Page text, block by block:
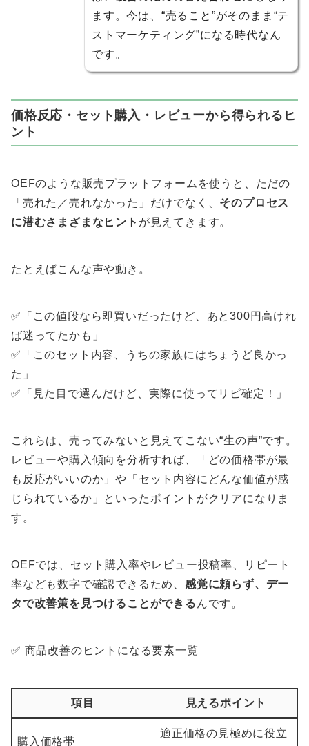
ます。今は、“売ること”がそのまま“テ
ストマーケティング”になる時代なん
です。
価格反応・セット購入・レビューから得られるヒ
ント
OEFのような販売プラットフォームを使うと、ただの
「売れた／売れなかった」だけでなく、 そのプロセス
に潜むさまざまなヒント が見えてきます。
たとえばこんな声や動き。
✅「この値段なら即買いだったけど、あと300円高けれ
ば迷ってたかも」
✅「このセット内容、うちの家族にはちょうど良かっ
た」
✅「見た目で選んだけど、実際に使ってリピ確定！」
これらは、売ってみないと見えてこない“生の声”です。
レビューや購入傾向を分析すれば、「どの価格帯が最
も反応がいいのか」や「セット内容にどんな価値が感
じられているか」といったポイントがクリアになりま
す。
OEFでは、セット購入率やレビュー投稿率、リピート
率なども数字で確認できるため、 感覚に頼らず、デー
タで改善策を見つけることができる んです。
✅ 商品改善のヒントになる要素一覧
項目 見えるポイント
購入価格帯
適正価格の見極めに役立